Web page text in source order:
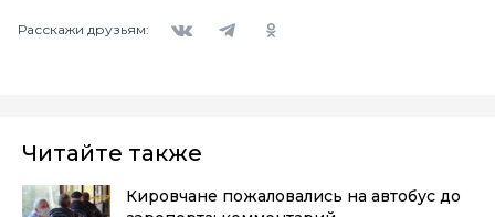
Расскажи друзьям:
Читайте также
Кировчане пожаловались на автобус до